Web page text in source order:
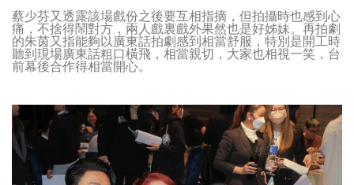
蔡少芬又透露該場戲份之後要互相指摘，但拍攝時也感到心
痛，不捨得鬧對方，兩人戲裏戲外果然也是好姊妹。再拍劇
的朱茵又指能夠以廣東話拍劇感到相當舒服，特別是開工時
聽到現場廣東話粗口橫飛，相當親切，大家也相視一笑，台
前幕後合作得相當開心。